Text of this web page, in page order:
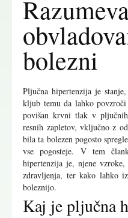
bolezni
Pljučna hipertenzija je
kljub temu da lahko povzroči
povišan krvni tlak v
resnih zapletov, vključno z
bila ta bolezen pogosto
vse pogosteje. V tem
hipertenzija je, njene
zdravljenja, ter kako lahko
boleznijo.
Kaj je pljučna